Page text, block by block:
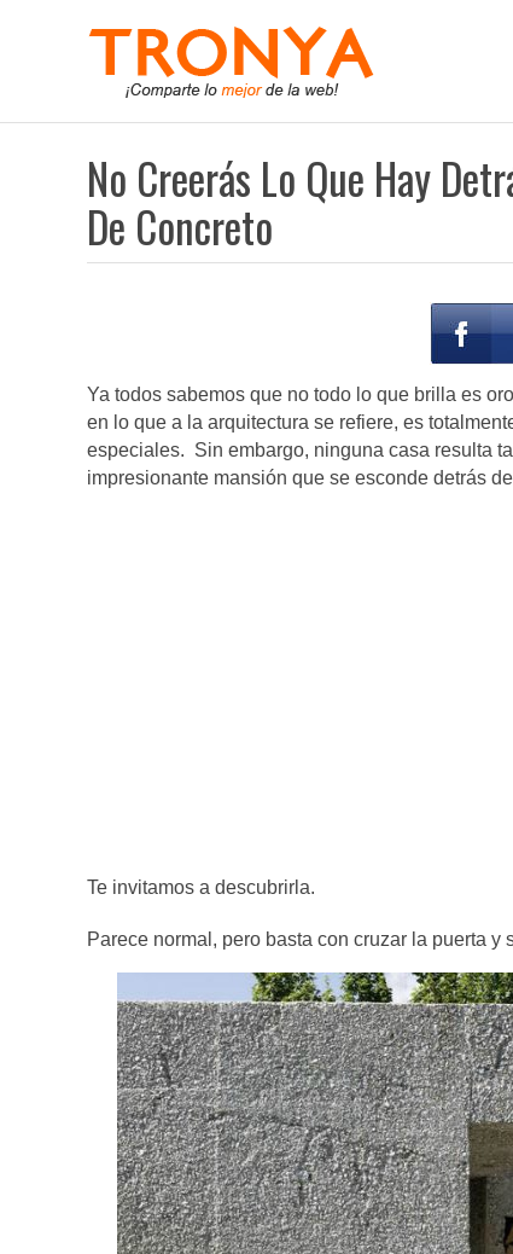
No Creerás Lo Que Hay
De Concreto
Ya todos sabemos que no todo lo que brilla es
en lo que a la arquitectura se refiere, es
especiales. Sin embargo, ninguna casa resulta
impresionante mansión que se esconde detrás
Te invitamos a descubrirla.
Parece normal, pero basta con cruzar la puerta